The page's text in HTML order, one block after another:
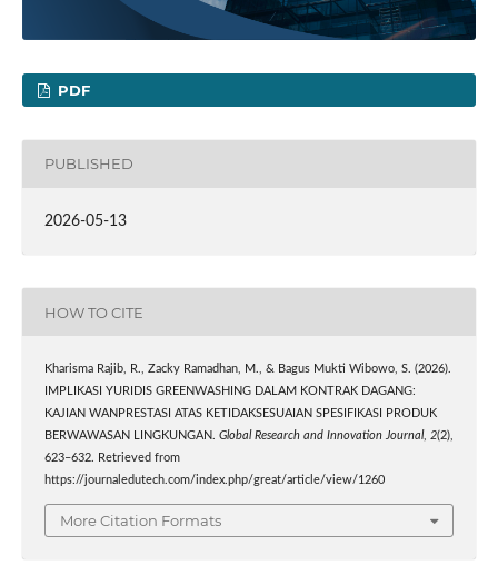
PDF
PUBLISHED
2026-05-13
HOW TO CITE
Kharisma Rajib, R., Zacky Ramadhan, M., & Bagus Mukti Wibowo, S. (2026).
IMPLIKASI YURIDIS GREENWASHING DALAM KONTRAK DAGANG:
KAJIAN WANPRESTASI ATAS KETIDAKSESUAIAN SPESIFIKASI PRODUK
BERWAWASAN LINGKUNGAN. Global Research and Innovation Journal, 2(2),
623–632. Retrieved from
https://journaledutech.com/index.php/great/article/view/1260
More Citation Formats